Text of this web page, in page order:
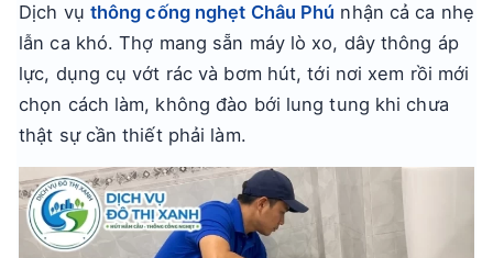
Dịch vụ thông cống nghẹt Châu Phú nhận cả ca nhẹ
lẫn ca khó. Thợ mang sẵn máy lò xo, dây thông áp
lực, dụng cụ vớt rác và bơm hút, tới nơi xem rồi mới
chọn cách làm, không đào bới lung tung khi chưa
thật sự cần thiết phải làm.